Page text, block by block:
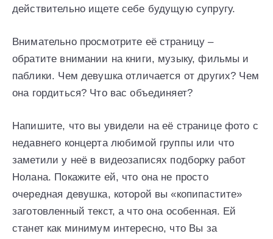
действительно ищете себе будущую супругу.
Внимательно просмотрите её страницу –
обратите внимании на книги, музыку, фильмы и
паблики. Чем девушка отличается от других? Чем
она гордиться? Что вас объединяет?
Напишите, что вы увидели на её странице фото с
недавнего концерта любимой группы или что
заметили у неё в видеозаписях подборку работ
Нолана. Покажите ей, что она не просто
очередная девушка, которой вы «копипастите»
заготовленный текст, а что она особенная. Ей
станет как минимум интересно, что Вы за